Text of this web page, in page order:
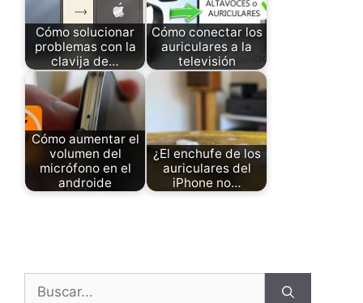
Cómo solucionar
problemas con la
clavija de…
Cómo conectar los
auriculares a la
televisión
Cómo aumentar el
volumen del
micrófono en el
androide
¿El enchufe de los
auriculares del
iPhone no…
Buscar: